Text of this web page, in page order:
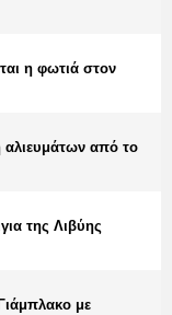
η φωτιά στον
από το
της Λιβύης
με